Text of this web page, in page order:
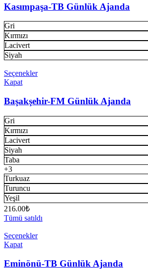
Kasımpaşa-TB Günlük Ajanda
Gri
Kırmızı
Lacivert
Siyah
Seçenekler
Kapat
Başakşehir-FM Günlük Ajanda
Gri
Kırmızı
Lacivert
Siyah
Taba
+3
Turkuaz
Turuncu
Yeşil
216.00₺
Tümü satıldı
Seçenekler
Kapat
Eminönü-TB Günlük Ajanda